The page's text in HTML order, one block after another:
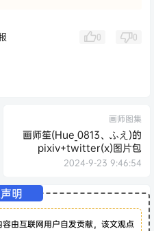
0 0
画师图集
画师笙(Hue_0813、ふえ)的
pixiv+twitter(x)图片包
2024-9-23 9:46:54
明
容由互联网用户自发贡献，该文观点